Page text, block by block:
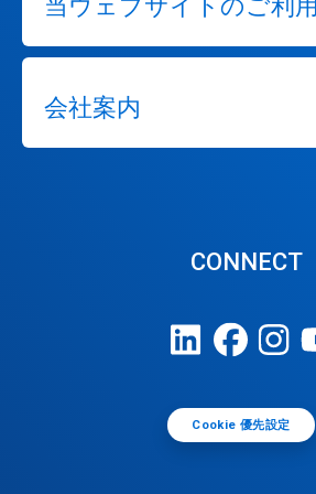
当ウェブサイトのご利用
会社案内
CONNECT
Cookie 優先設定